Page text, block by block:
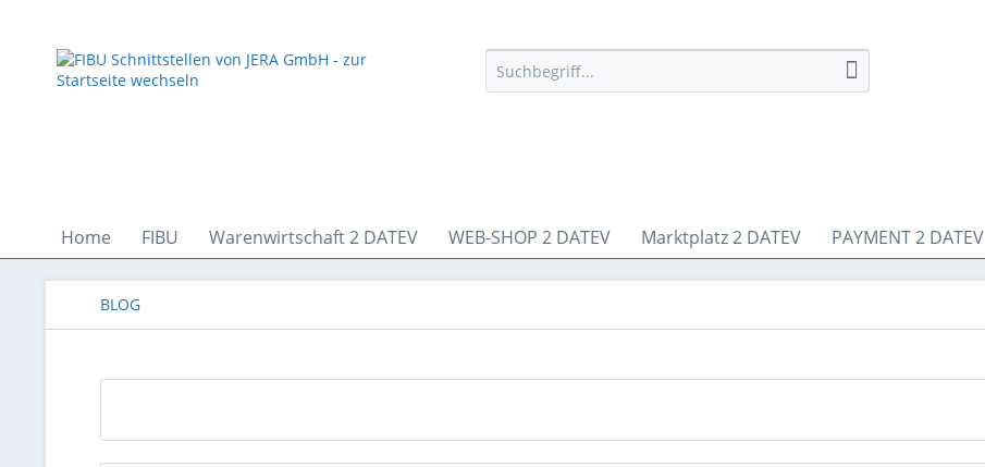
Home FIBU Warenwirtschaft 2 DATEV WEB-SHOP 2 DATEV Marktplatz 2 DATEV PAYMENT 2 DATEV
BLOG